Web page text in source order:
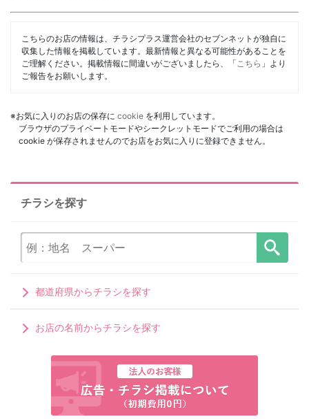
こちらのお店の情報は、チラシプラス運営会社のセブンネットが独自に
収集した情報を掲載しています。最新情報と異なる可能性があることを
ご理解ください。掲載情報に間違いがございましたら、「 こちら 」より
ご報告をお願いします。
※お気に入りのお店の保存に cookie を利用しています。
ブラウザのプライベートモードやシークレットモードでご利用の場合は
cookie が保存されませんのでお店をお気に入りに登録できません。
チラシを探す
都道府県からチラシを探す
お店の名前からチラシを探す